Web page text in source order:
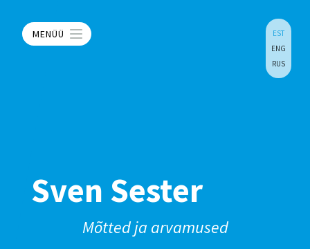
MENÜÜ
EST
ENG
RUS
Sven Sester
Mõtted ja arvamused